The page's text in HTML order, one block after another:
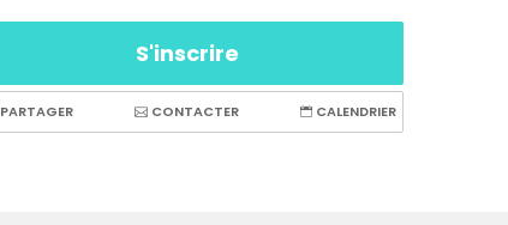
S'inscrire
PARTAGER CONTACTER CALENDRIER